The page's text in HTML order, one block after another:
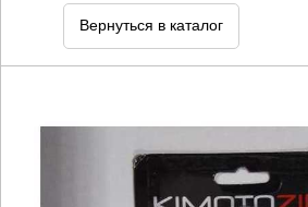
Вернуться в каталог